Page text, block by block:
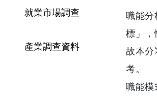
就業市場調查
產業調查資料
職能分
標」，
故本分
考。
職能模